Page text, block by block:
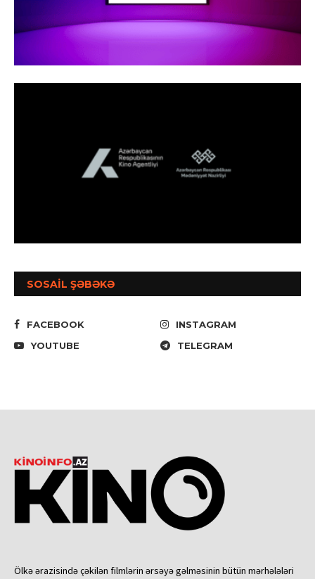
SOSAİL ŞƏBƏKƏ
FACEBOOK
INSTAGRAM
YOUTUBE
TELEGRAM
Ölkə ərazisində çəkilən filmlərin ərsəyə gəlməsinin bütün mərhələləri